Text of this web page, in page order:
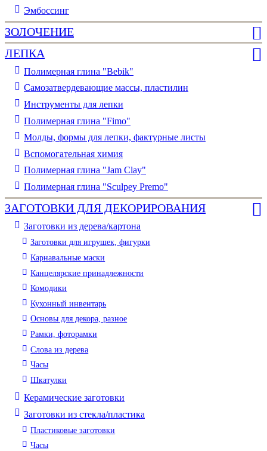
Эмбоссинг
ЗОЛОЧЕНИЕ
ЛЕПКА
Полимерная глина "Bebik"
Самозатвердевающие массы, пластилин
Инструменты для лепки
Полимерная глина "Fimo"
Молды, формы для лепки, фактурные листы
Вспомогательная химия
Полимерная глина "Jam Clay"
Полимерная глина "Sculpey Premo"
ЗАГОТОВКИ ДЛЯ ДЕКОРИРОВАНИЯ
Заготовки из дерева/картона
Заготовки для игрушек, фигурки
Карнавальные маски
Канцелярские принадлежности
Комодики
Кухонный инвентарь
Основы для декора, разное
Рамки, фоторамки
Слова из дерева
Часы
Шкатулки
Керамические заготовки
Заготовки из стекла/пластика
Пластиковые заготовки
Часы